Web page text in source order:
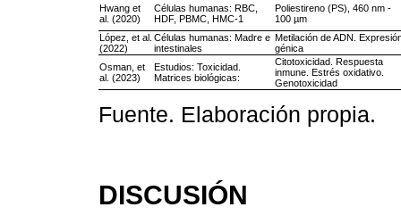
Hwang et
al. (2020)
Células humanas: RBC,
HDF, PBMC, HMC-1
Poliestireno (PS), 460 nm -
100 µm
López, et al.
(2022)
Células humanas: Madre e
intestinales
Metilación de ADN.
génica
Osman, et
al. (2023)
Estudios: Toxicidad.
Matrices biológicas:
Citotoxicidad. Respuesta
inmune. Estrés oxidativo.
Genotoxicidad
Fuente. Elaboración propia.
DISCUSIÓN